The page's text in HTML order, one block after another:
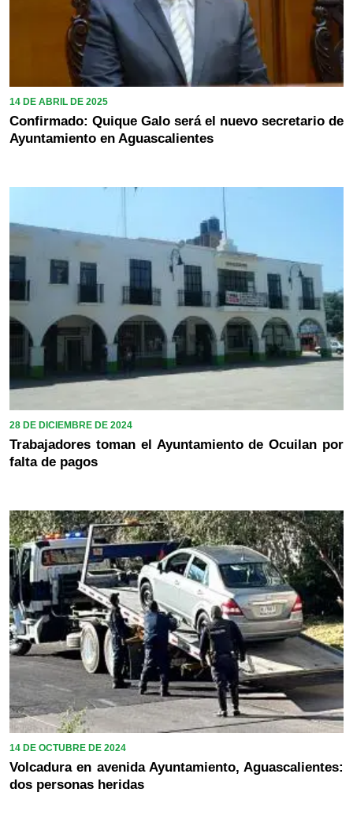
14 DE ABRIL DE 2025
Confirmado: Quique Galo será el nuevo secretario de
Ayuntamiento en Aguascalientes
28 DE DICIEMBRE DE 2024
Trabajadores toman el Ayuntamiento de Ocuilan por
falta de pagos
14 DE OCTUBRE DE 2024
Volcadura en avenida Ayuntamiento, Aguascalientes:
dos personas heridas